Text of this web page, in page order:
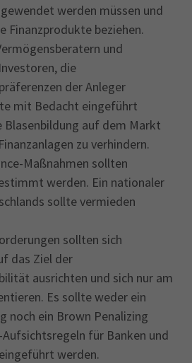
werden müssen und
Finanzprodukte beziehen.
und
die
der Anleger
mit Bedacht eingeführt
Blasenbildung auf dem Markt
zu verhindern.
Maßnahmen sollten
werden. Ein nationaler
sollte vermieden
sollten sich
das Ziel der
ausrichten und sich nur am
Es sollte weder ein
noch ein Brown Penalizing
Aufsichtsregeln für Banken und
werden.